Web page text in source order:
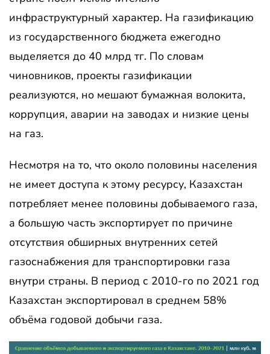
инфраструктурный характер. На газификацию
из государственного бюджета ежегодно
выделяется до 40 млрд тг. По словам
чиновников, проекты газификации
реализуются, но мешают бумажная волокита,
коррупция, аварии на заводах и низкие цены
на газ.
Несмотря на то, что около половины населения
не имеет доступа к этому ресурсу, Казахстан
потребляет менее половины добываемого газа,
а большую часть экспортирует по причине
отсутствия обширных внутренних сетей
газоснабжения для транспортировки газа
внутри страны. В период с 2010-го по 2021 год
Казахстан экспортировал в среднем 58%
объёма годовой добычи газа.